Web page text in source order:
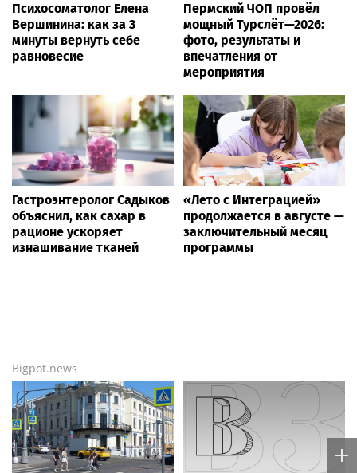
Психосоматолог Елена
Вершинина: как за 3
минуты вернуть себе
равновесие
Пермский ЧОП провёл
мощный Турслёт—2026:
фото, результаты и
впечатления от
мероприятия
Гастроэнтеролог Садыков
объяснил, как сахар в
рационе ускоряет
изнашивание тканей
«Лето с Интеграцией»
продолжается в августе —
заключительный месяц
программы
Bigpot.news